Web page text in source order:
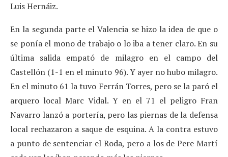
Luis Hernáiz.
En la segunda parte el Valencia se hizo la idea de que o
se ponía el mono de trabajo o lo iba a tener claro. En su
última salida empató de milagro en el campo del
Castellón (1-1 en el minuto 96). Y ayer no hubo milagro.
En el minuto 61 la tuvo Ferrán Torres, pero se la paró el
arquero local Marc Vidal. Y en el 71 el peligro Fran
Navarro lanzó a portería, pero las piernas de la defensa
local rechazaron a saque de esquina. A la contra estuvo
a punto de sentenciar el Roda, pero a los de Pere Martí